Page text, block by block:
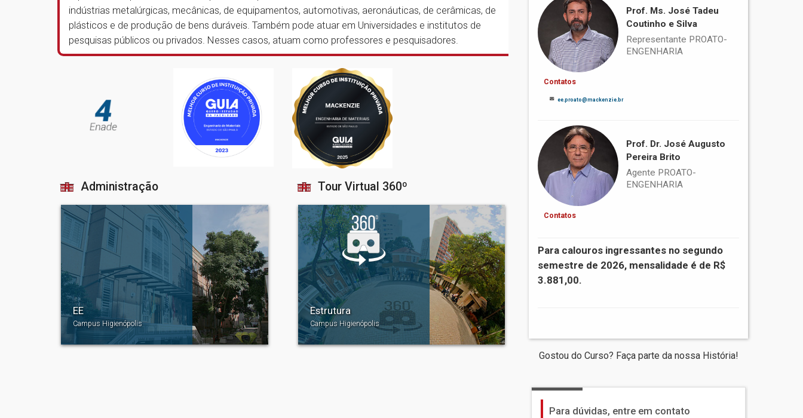
indústrias metalúrgicas, mecânicas, de equipamentos, automotivas, aeronáuticas, de cerâmicas, de
plásticos e de produção de bens duráveis. Também pode atuar em Universidades e institutos de
pesquisas públicos ou privados. Nesses casos, atuam como professores e pesquisadores.
Administração
EE
Campus Higienópolis
Tour Virtual 360º
Estrutura
Campus Higienópolis
Prof. Ms. José Tadeu
Coutinho e Silva
Representante PROATO-
ENGENHARIA
Contatos
ee.proato@mackenzie.br
Prof. Dr. José Augusto
Pereira Brito
Agente PROATO-
ENGENHARIA
Contatos
Para calouros ingressantes no segundo
semestre de 2026, mensalidade é de R$
3.881,00.
Gostou do Curso? Faça parte da nossa História!
Para dúvidas, entre em contato